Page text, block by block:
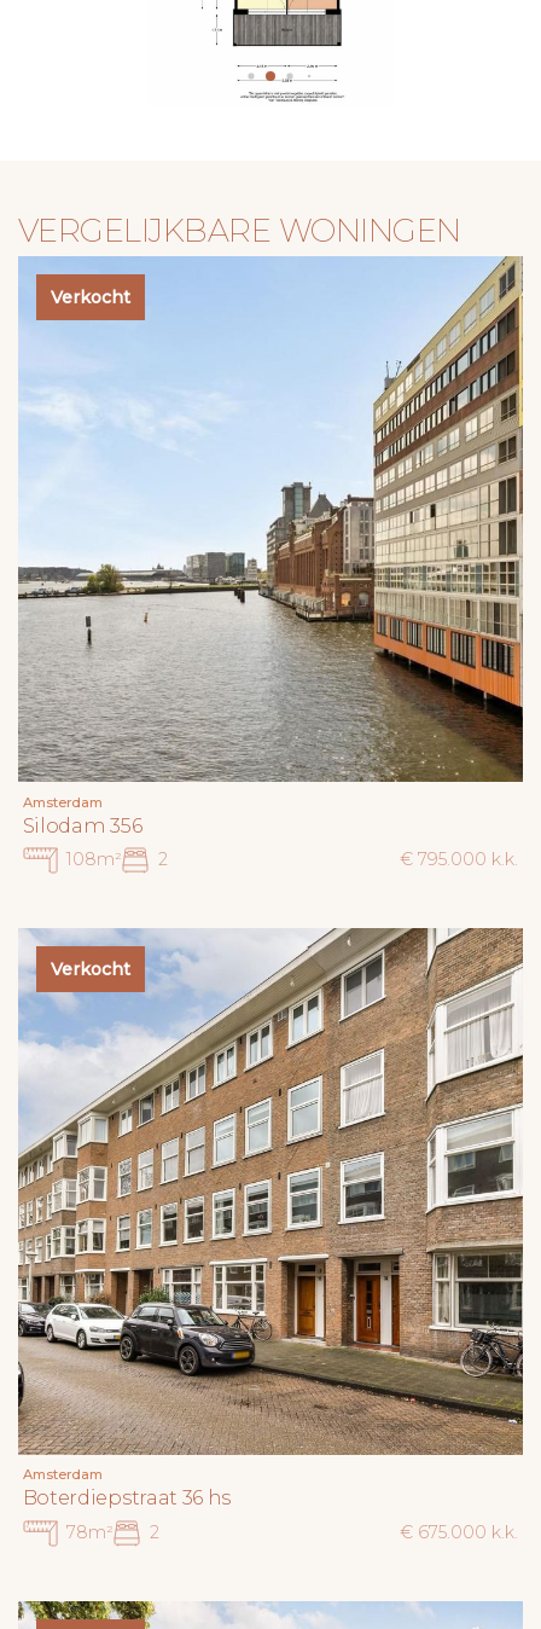
VERGELIJKBARE WONINGEN
Verkocht
Amsterdam
Silodam 356
108m² 2 € 795.000 k.k.
Verkocht
Amsterdam
Boterdiepstraat 36 hs
78m² 2 € 675.000 k.k.